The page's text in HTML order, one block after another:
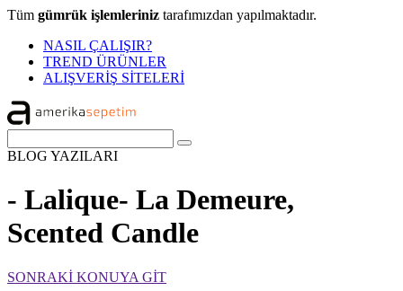
Tüm gümrük işlemleriniz tarafımızdan yapılmaktadır.
NASIL ÇALIŞIR?
TREND ÜRÜNLER
ALIŞVERİŞ SİTELERİ
BLOG YAZILARI
- Lalique- La Demeure,
Scented Candle
SONRAKİ KONUYA GİT